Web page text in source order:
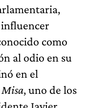
como
al odio en su
en el
, uno de los